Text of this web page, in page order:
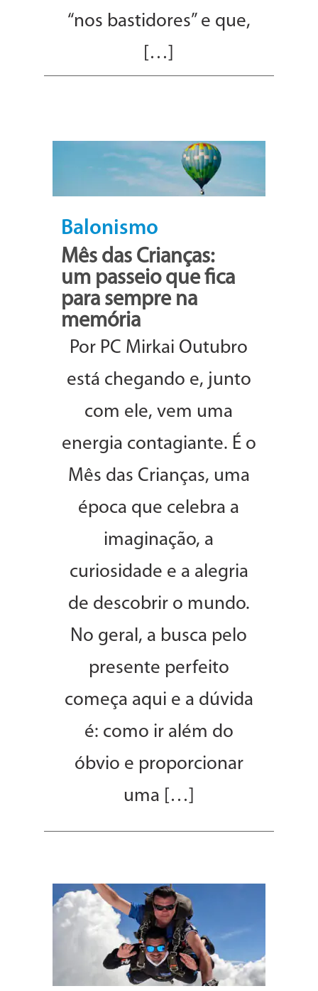
“nos bastidores” e que,
[…]
Balonismo
Mês das Crianças:
um passeio que fica
para sempre na
memória
Por PC Mirkai Outubro
está chegando e, junto
com ele, vem uma
energia contagiante. É o
Mês das Crianças, uma
época que celebra a
imaginação, a
curiosidade e a alegria
de descobrir o mundo.
No geral, a busca pelo
presente perfeito
começa aqui e a dúvida
é: como ir além do
óbvio e proporcionar
uma […]